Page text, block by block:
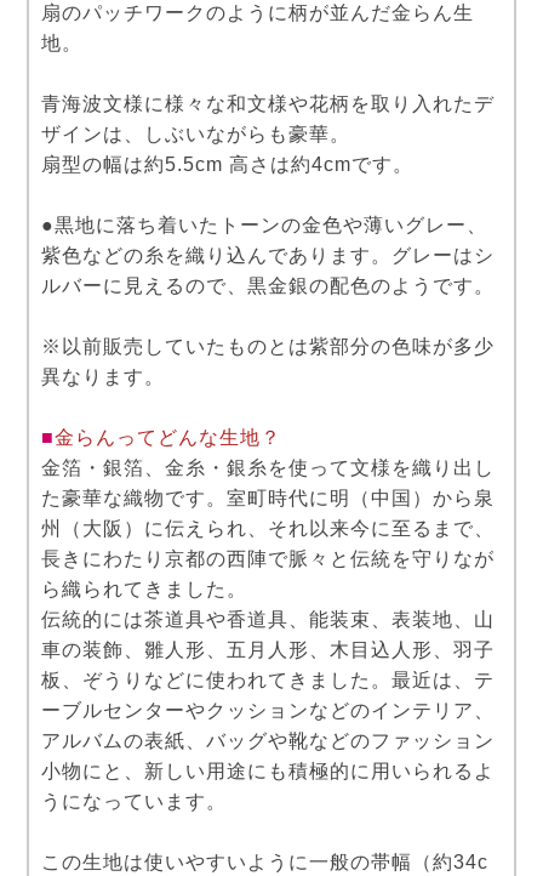
扇のパッチワークのように柄が並んだ金らん生
地。
青海波文様に様々な和文様や花柄を取り入れたデ
ザインは、しぶいながらも豪華。
扇型の幅は約5.5cm 高さは約4cmです。
●黒地に落ち着いたトーンの金色や薄いグレー、
紫色などの糸を織り込んであります。グレーはシ
ルバーに見えるので、黒金銀の配色のようです。
※以前販売していたものとは紫部分の色味が多少
異なります。
■金らんってどんな生地？
金箔・銀箔、金糸・銀糸を使って文様を織り出し
た豪華な織物です。室町時代に明（中国）から泉
州（大阪）に伝えられ、それ以来今に至るまで、
長きにわたり京都の西陣で脈々と伝統を守りなが
ら織られてきました。
伝統的には茶道具や香道具、能装束、表装地、山
車の装飾、雛人形、五月人形、木目込人形、羽子
板、ぞうりなどに使われてきました。最近は、テ
ーブルセンターやクッションなどのインテリア、
アルバムの表紙、バッグや靴などのファッション
小物にと、新しい用途にも積極的に用いられるよ
うになっています。
この生地は使いやすいように一般の帯幅（約34c